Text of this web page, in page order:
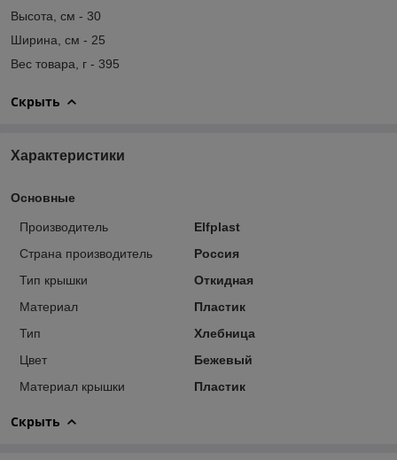
Высота, см - 30
Ширина, см - 25
Вес товара, г - 395
Скрыть
Характеристики
Основные
Производитель
Elfplast
Страна производитель
Россия
Тип крышки
Откидная
Материал
Пластик
Тип
Хлебница
Цвет
Бежевый
Материал крышки
Пластик
Скрыть